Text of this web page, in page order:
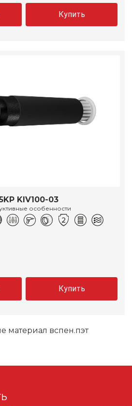
Купить
KIV100-03
особенности
Купить
материал вспен.пэт